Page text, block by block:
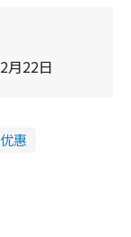
月22日
惠